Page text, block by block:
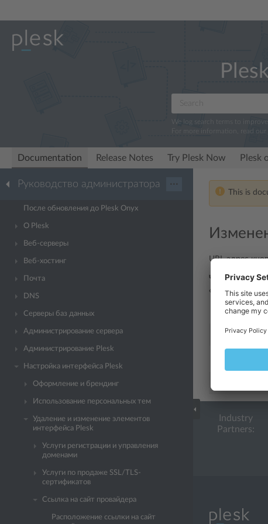
We log search terms to
For more information, read our
Documentation Release Notes Try Plesk Now Plesk
Руководство администратора ···
После обновления до Plesk Onyx
О Plesk
Веб-серверы
Веб-хостинг
Почта
DNS
Серверы баз данных
Администрирование сервера
Администрирование Plesk
Настройка интерфейса Plesk
Оформление и брендинг
Использование персональных тем
Удаление и изменение элементов
интерфейса Plesk
Услуги регистрации и управления
доменами
Услуги по продаже SSL/TLS-
сертификатов
Ссылка на сайт провайдера
Расположение ссылки на сайт
This is
URL-адрес
Чтобы
«
https://
Plesk для
plesk bin
Industry
Partners: